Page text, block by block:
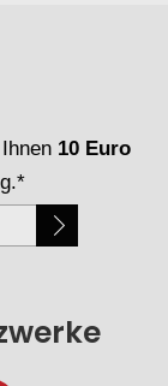
10 Euro